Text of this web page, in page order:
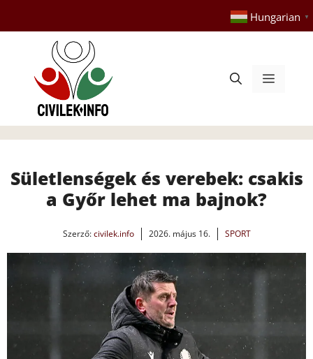
tartalomba
Hungarian ▼
Menü
Sületlenségek és verebek: csakis
a Győr lehet ma bajnok?
Szerző:civilek.info 2026. május 16. SPORT